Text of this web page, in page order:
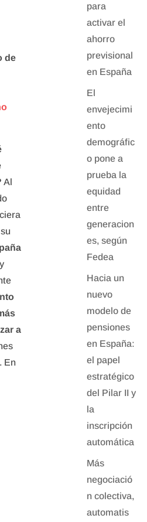
de
Al
a
En
para
activar el
ahorro
previsional
en España
El
envejecimi
ento
demográfic
o pone a
prueba la
equidad
entre
generacion
es, según
Fedea
Hacia un
nuevo
modelo de
pensiones
en España:
el papel
estratégico
del Pilar II y
la
inscripción
automática
Más
negociació
n colectiva,
automatis